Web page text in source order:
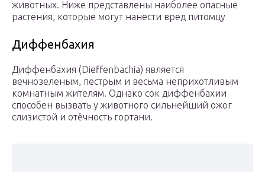
животных. Ниже представлены наиболее опасные
растения, которые могут нанести вред питомцу
Диффенбахия
Диффенбахия (Dieffenbachia) является
вечнозеленым, пестрым и весьма неприхотливым
комнатным жителям. Однако сок диффенбахии
способен вызвать у животного сильнейший ожог
слизистой и отёчность гортани.